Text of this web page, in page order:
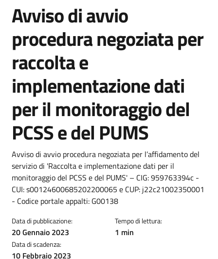
Avviso di avvio
procedura negoziata per
raccolta e
implementazione dati
per il monitoraggio del
PCSS e del PUMS
Dettagli della notizia
Avviso di avvio procedura negoziata per l’affidamento del
servizio di 'Raccolta e implementazione dati per il
monitoraggio del PCSS e del PUMS' – CIG: 959763394c -
CUI: s00124600685202200065 e CUP: j22c21002350001
- Codice portale appalti: G00138
Data di pubblicazione:
20 Gennaio 2023
Data di scadenza:
10 Febbraio 2023
Tempo di lettura:
1 min